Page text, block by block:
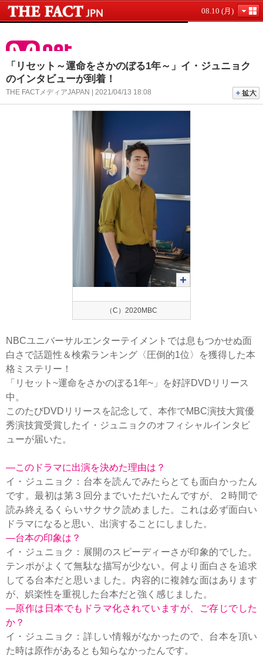
08.10 (月)
「リセット～運命をさかのぼる1年～」イ・ジュニョク
のインタビューが到着！
THE FACTメディアJAPAN | 2021/04/13 18:08
（C）2020MBC
NBCユニバーサルエンターテイメントでは息もつかせぬ面
白さで話題性＆検索ランキング〈圧倒的1位〉を獲得した本
格ミステリー！
「リセット~運命をさかのぼる1年~」を好評DVDリリース
中。
このたびDVDリリースを記念して、本作でMBC演技大賞優
秀演技賞受賞したイ・ジュニョクのオフィシャルインタビ
ューが届いた。
—このドラマに出演を決めた理由は？
イ・ジュニョク：台本を読んでみたらとても面白かったん
です。最初は第３回分までいただいたんですが、２時間で
読み終えるくらいサクサク読めました。これは必ず面白い
ドラマになると思い、出演することにしました。
—台本の印象は？
イ・ジュニョク：展開のスピーディーさが印象的でした。
テンポがよくて無駄な描写が少ない。何より面白さを追求
してる台本だと思いました。内容的に複雑な面はあります
が、娯楽性を重視した台本だと強く感じました。
—原作は日本でもドラマ化されていますが、ご存じでした
か？
イ・ジュニョク：詳しい情報がなかったので、台本を頂い
た時は原作があるとも知らなかったんです。